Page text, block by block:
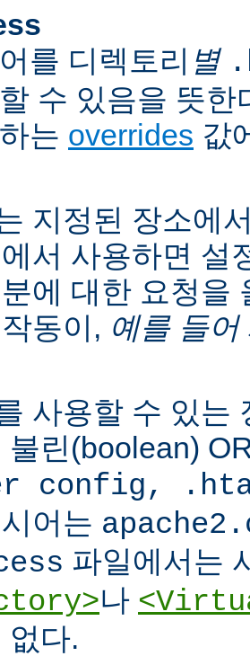
를 디렉토리 별
수 있음을 뜻한
는 overrides 값
지정된 장소에
서 사용하면 설
에 대한 요청을
동이, 예를 들어
사용할 수 있는
불린(boolean)
config,
어는
파일에서는
나
없다.